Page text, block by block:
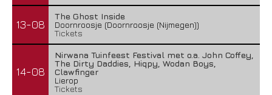
13-08
The Ghost Inside
Doornroosje (Doornroosje (Nijmegen))
Tickets
14-08
Nirwana Tuinfeest Festival met o.a. John Coffey,
The Dirty Daddies, Hiqpy, Wodan Boys,
Clawfinger
Lierop
Tickets